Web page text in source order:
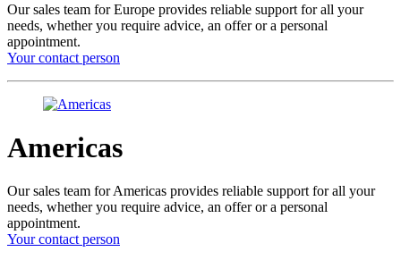
Our sales team for Europe provides reliable support for all your
needs, whether you require advice, an offer or a personal
appointment.
Your contact person
Americas
Our sales team for Americas provides reliable support for all your
needs, whether you require advice, an offer or a personal
appointment.
Your contact person